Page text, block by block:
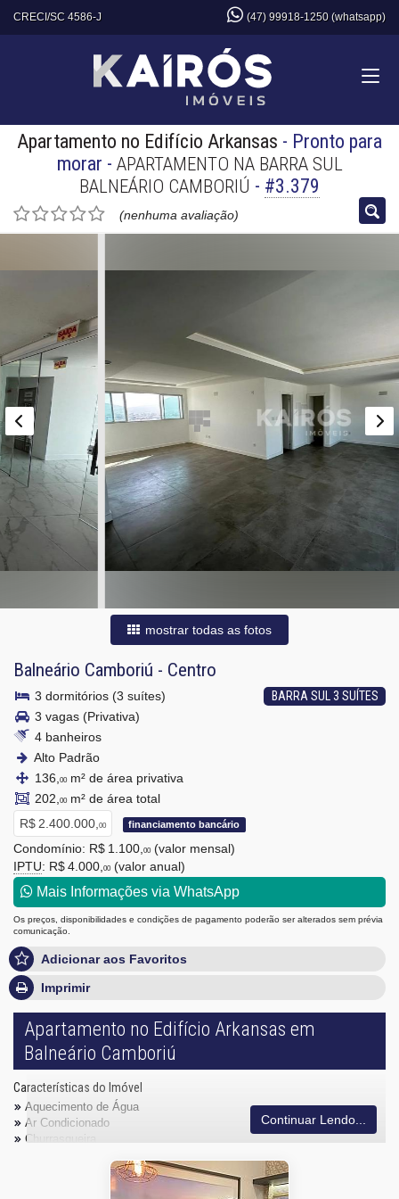
CRECI/SC 4586-J (47) 99918-1250 (whatsapp)
Apartamento no Edifício Arkansas - Pronto para
morar - APARTAMENTO NA BARRA SUL
BALNEÁRIO CAMBORIÚ - #3.379
(nenhuma avaliação)
mostrar todas as fotos
Balneário Camboriú - Centro
BARRA SUL 3 SUÍTES
3 dormitórios (3 suítes)
3 vagas (Privativa)
4 banheiros
Alto Padrão
136, 00m² de área privativa
202, 00m² de área total
R$ 2.400.000, 00 financiamento bancário
Condomínio: R$ 1.100, 00 (valor mensal)
IPTU: R$ 4.000, 00 (valor anual)
Mais Informações via WhatsApp
Os preços, disponibilidades e condições de pagamento poderão ser alterados sem prévia
comunicação.
Adicionar aos Favoritos
Imprimir
Apartamento no Edifício Arkansas em
Balneário Camboriú
Características do Imóvel
Aquecimento de Água
Ar Condicionado
Churrasqueira
Piso Porcelanato
Continuar Lendo...